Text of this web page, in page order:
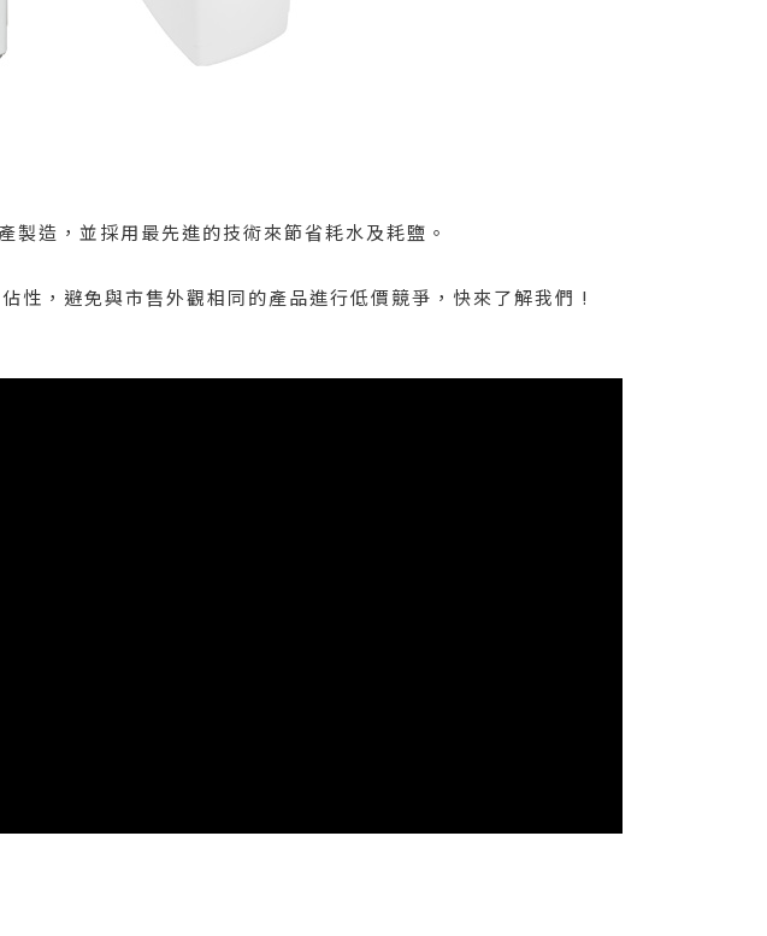
造，並採用最先進的技術來節省耗水及耗鹽。
性，避免與市售外觀相同的產品進行低價競爭，快來了解我們 !